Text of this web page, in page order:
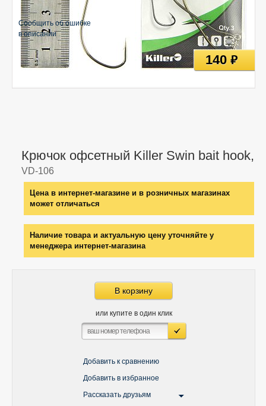
Крючок офсетный Killer Swin bait hook,
VD-106
Цена в интернет-магазине и в розничных магазинах
может отличаться
Наличие товара и актуальную цену уточняйте у
менеджера интернет-магазина
В корзину
или купите в один клик
Добавить к сравнению
Добавить в избранное
Рассказать друзьям
Сообщить об ошибке
в описании
140руб